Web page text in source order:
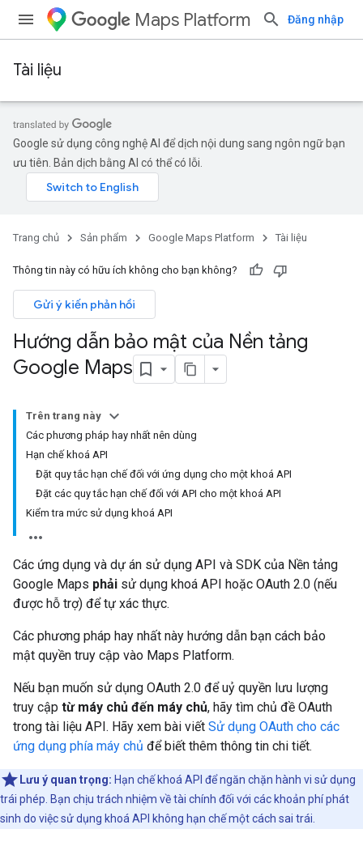
Maps Platform Đăng nhập
Tài liệu
Google sử dụng công nghệ AI để dịch nội dung sang ngôn ngữ bạn
ưu tiên. Bản dịch bằng AI có thể có lỗi.
Trang chủ Sản phẩm Google Maps Platform Tài liệu
Thông tin này có hữu ích không cho bạn không?
Gửi ý kiến phản hồi
Hướng dẫn bảo mật của Nền tảng
Google Maps
Trên trang này
Các phương pháp hay nhất nên dùng
Hạn chế khoá API
Đặt quy tắc hạn chế đối với ứng dụng cho một khoá API
Đặt các quy tắc hạn chế đối với API cho một khoá API
Kiểm tra mức sử dụng khoá API
Các ứng dụng và dự án sử dụng API và SDK của Nền tảng
Google Maps phải sử dụng khoá API hoặc OAuth 2.0 (nếu
được hỗ trợ) để tự xác thực.
Các phương pháp hay nhất này hướng dẫn bạn cách bảo
mật quyền truy cập vào Maps Platform.
Nếu bạn muốn sử dụng OAuth 2.0 để uỷ quyền lưu lượng
truy cập từ máy chủ đến máy chủ, hãy tìm chủ đề OAuth
trong tài liệu API. Hãy xem bài viết Sử dụng OAuth cho các
ứng dụng phía máy chủ để biết thêm thông tin chi tiết.
Lưu ý quan trọng: Hạn chế khoá API để ngăn chặn hành vi sử dụng
trái phép. Bạn chịu trách nhiệm về tài chính đối với các khoản phí phát
sinh do việc sử dụng khoá API không hạn chế một cách sai trái.